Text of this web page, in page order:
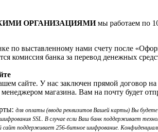
ОРГАНИЗАЦИЯМИмы работаем по
по выставленному нами счету после
комиссия банка за перевод денежных
сайте. У нас заключен прямой договор
магазина. Вам на почту будет
для оплаты (ввода реквизитов Вашей карты) Вы
SSL. В случае если Ваш банк поддерживает
поддерживает 256-битное шифрование.